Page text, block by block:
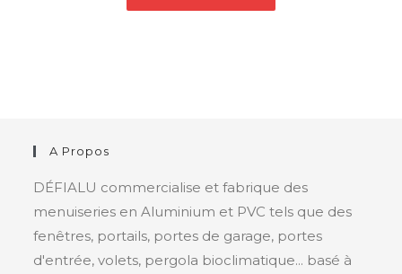
A Propos
DÉFIALU commercialise et fabrique des
menuiseries en Aluminium et PVC tels que des
fenêtres, portails, portes de garage, portes
d'entrée, volets, pergola bioclimatique... basé à